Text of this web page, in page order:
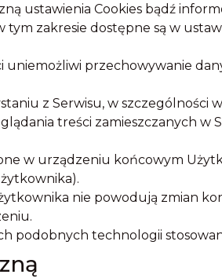
ustawienia Cookies bądź
zakresie dostępne są w
przechowywanie
z Serwisu, w szczególności
treści zamieszczanych w
w urządzeniu końcowym
nie powodują zmian
podobnych technologii